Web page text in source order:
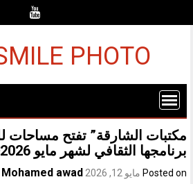
PHOTO
مكتبات الشارقة” تفتح مساحات
برنامجها الثقافي لشهر مايو 2026￼
Posted on مايو 12, 2026 Mohamed awad